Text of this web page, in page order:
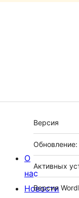
Мета
Версия
Обновление:
Активных
Версия
О
нас
Новости